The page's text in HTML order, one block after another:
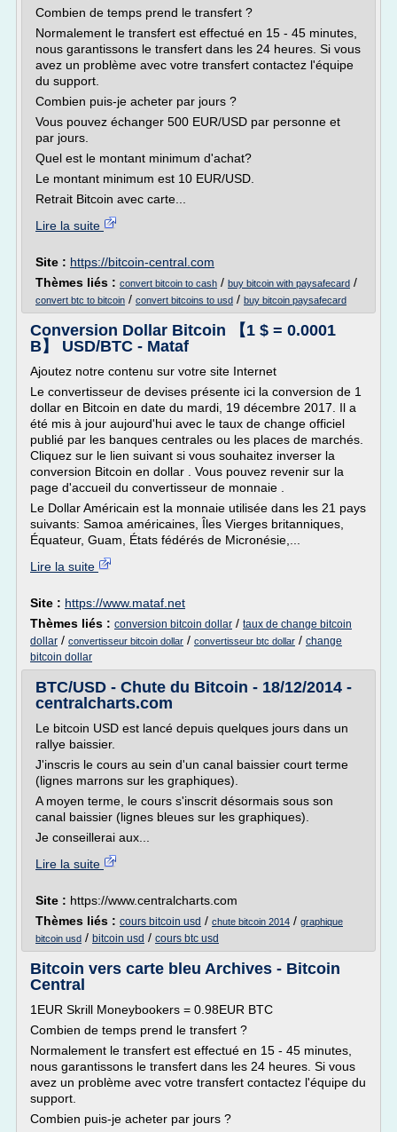
Combien de temps prend le transfert ?
Normalement le transfert est effectué en 15 - 45 minutes,
nous garantissons le transfert dans les 24 heures. Si vous
avez un problème avec votre transfert contactez l'équipe
du support.
Combien puis-je acheter par jours ?
Vous pouvez échanger 500 EUR/USD par personne et
par jours.
Quel est le montant minimum d'achat?
Le montant minimum est 10 EUR/USD.
Retrait Bitcoin avec carte...
Lire la suite
Site : https://bitcoin-central.com
Thèmes liés : convert bitcoin to cash / buy bitcoin with paysafecard /
convert btc to bitcoin / convert bitcoins to usd / buy bitcoin paysafecard
Conversion Dollar Bitcoin 【1 $ = 0.0001
B】 USD/BTC - Mataf
Ajoutez notre contenu sur votre site Internet
Le convertisseur de devises présente ici la conversion de 1
dollar en Bitcoin en date du mardi, 19 décembre 2017. Il a
été mis à jour aujourd'hui avec le taux de change officiel
publié par les banques centrales ou les places de marchés.
Cliquez sur le lien suivant si vous souhaitez inverser la
conversion Bitcoin en dollar . Vous pouvez revenir sur la
page d'accueil du convertisseur de monnaie .
Le Dollar Américain est la monnaie utilisée dans les 21 pays
suivants: Samoa américaines, Îles Vierges britanniques,
Équateur, Guam, États fédérés de Micronésie,...
Lire la suite
Site : https://www.mataf.net
Thèmes liés : conversion bitcoin dollar / taux de change bitcoin
dollar / convertisseur bitcoin dollar / convertisseur btc dollar / change
bitcoin dollar
BTC/USD - Chute du Bitcoin - 18/12/2014 -
centralcharts.com
Le bitcoin USD est lancé depuis quelques jours dans un
rallye baissier.
J'inscris le cours au sein d'un canal baissier court terme
(lignes marrons sur les graphiques).
A moyen terme, le cours s'inscrit désormais sous son
canal baissier (lignes bleues sur les graphiques).
Je conseillerai aux...
Lire la suite
Site : https://www.centralcharts.com
Thèmes liés : cours bitcoin usd / chute bitcoin 2014 / graphique
bitcoin usd / bitcoin usd / cours btc usd
Bitcoin vers carte bleu Archives - Bitcoin
Central
1EUR Skrill Moneybookers = 0.98EUR BTC
Combien de temps prend le transfert ?
Normalement le transfert est effectué en 15 - 45 minutes,
nous garantissons le transfert dans les 24 heures. Si vous
avez un problème avec votre transfert contactez l'équipe du
support.
Combien puis-je acheter par jours ?